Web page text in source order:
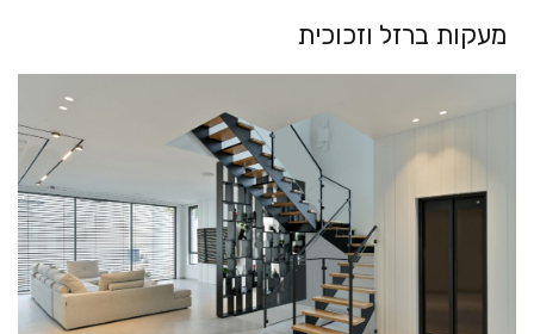
מעקות ברזל וזכוכית